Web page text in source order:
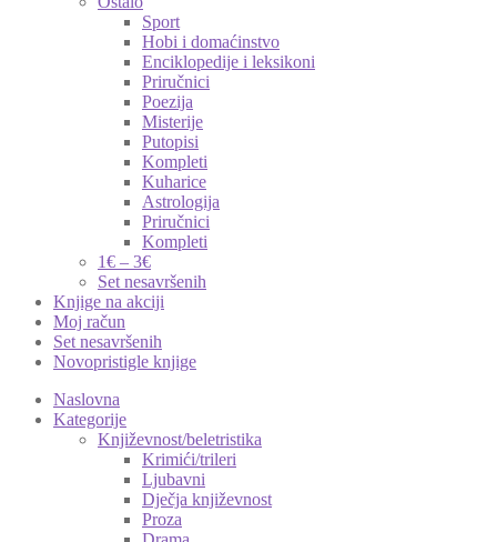
Sport
Hobi i domaćinstvo
Enciklopedije i leksikoni
Priručnici
Poezija
Misterije
Putopisi
Kompleti
Kuharice
Astrologija
Priručnici
Kompleti
1€ – 3€
Set nesavršenih
Knjige na akciji
Moj račun
Set nesavršenih
Novopristigle knjige
Naslovna
Kategorije
Književnost/beletristika
Krimići/trileri
Ljubavni
Dječja književnost
Proza